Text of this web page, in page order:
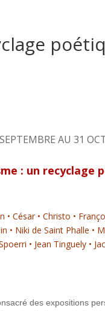
AU 31
: un recyclage
• César • Christo •
• Niki de Saint Phalle •
• Jean Tinguely •
des expositions